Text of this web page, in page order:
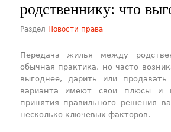
родственнику: что
Раздел Новости права
Передача жилья между
обычная практика, но часто
выгоднее, дарить или продавать
варианта имеют свои плюсы и
принятия правильного решения
несколько ключевых факторов.